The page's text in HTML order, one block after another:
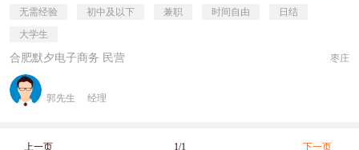
无需经验 初中及以下 兼职 时间自由
日结
大学生
合肥默夕电子商务 民营 枣庄
郭先生 经理
上一页 1/1 下一页